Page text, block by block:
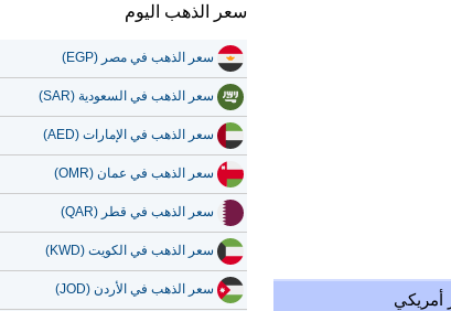
أمريكي
سعر الذهب اليوم
سعر الذهب في مصر (EGP)
سعر الذهب في السعودية (SAR)
سعر الذهب في الإمارات (AED)
سعر الذهب في عمان (OMR)
سعر الذهب في قطر (QAR)
سعر الذهب في الكويت (KWD)
سعر الذهب في الأردن (JOD)